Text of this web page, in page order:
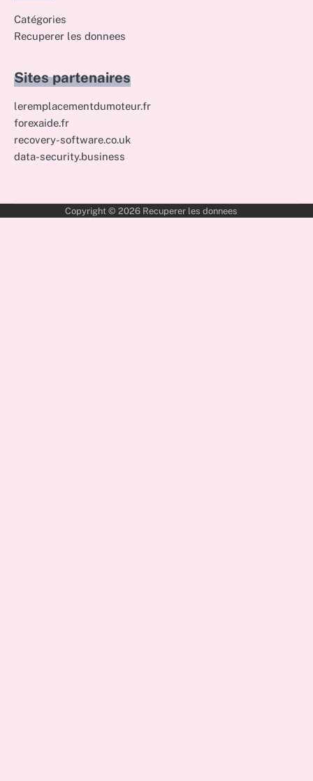
Catégories
Recuperer les donnees
Sites partenaires
leremplacementdumoteur.fr
forexaide.fr
recovery-software.co.uk
data-security.business
Copyright © 2026 Recuperer les donnees